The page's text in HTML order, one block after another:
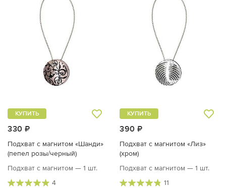
330 ₽
КУПИТЬ
Подхват с магнитом «Шанди»
(пепел розы/черный)
Подхват с магнитом — 1 шт.
4
390 ₽
КУПИТЬ
Подхват с магнитом «Лиз»
(хром)
Подхват с магнитом — 1 шт.
11